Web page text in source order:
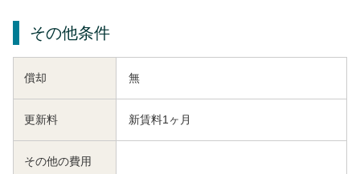
その他条件
償却 無
更新料 新賃料1ヶ月
その他の費用